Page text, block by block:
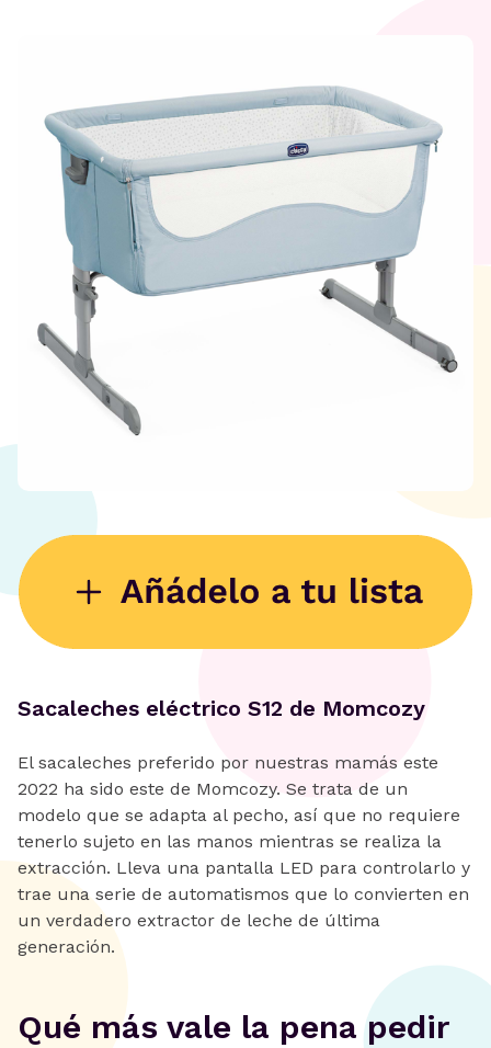
Sacaleches eléctrico S12 de Momcozy
El sacaleches preferido por nuestras mamás este
2022 ha sido este de Momcozy. Se trata de un
modelo que se adapta al pecho, así que no requiere
tenerlo sujeto en las manos mientras se realiza la
extracción. Lleva una pantalla LED para controlarlo y
trae una serie de automatismos que lo convierten en
un verdadero extractor de leche de última
generación.
Qué más vale la pena pedir